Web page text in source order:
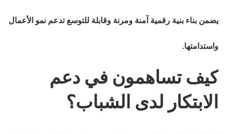
يضمن بناء بنية رقمية آمنة ومرنة وقابلة للتوسع تدعم نمو الأعمال
واستدامتها.
كيف تساهمون في دعم
الابتكار لدى الشباب؟